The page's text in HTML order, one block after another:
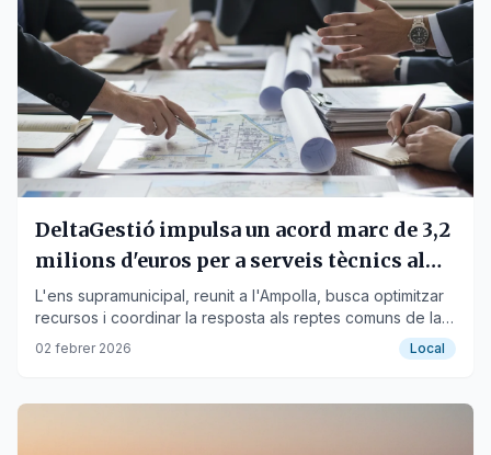
DeltaGestió impulsa un acord marc de 3,2
milions d'euros per a serveis tècnics al
Delta de l'Ebre
L'ens supramunicipal, reunit a l'Ampolla, busca optimitzar
recursos i coordinar la resposta als reptes comuns de la
zona.
02 febrer 2026 Local